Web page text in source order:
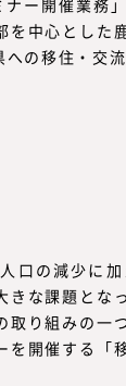
ー開催業務
中心とし
の移住・交
口の減少に
きな課題と
り組みの
開催する